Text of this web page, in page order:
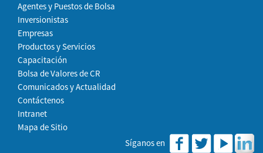
Agentes y Puestos de Bolsa
Inversionistas
Empresas
Productos y Servicios
Capacitación
Bolsa de Valores de CR
Comunicados y Actualidad
Contáctenos
Intranet
Mapa de Sitio
Síganos en